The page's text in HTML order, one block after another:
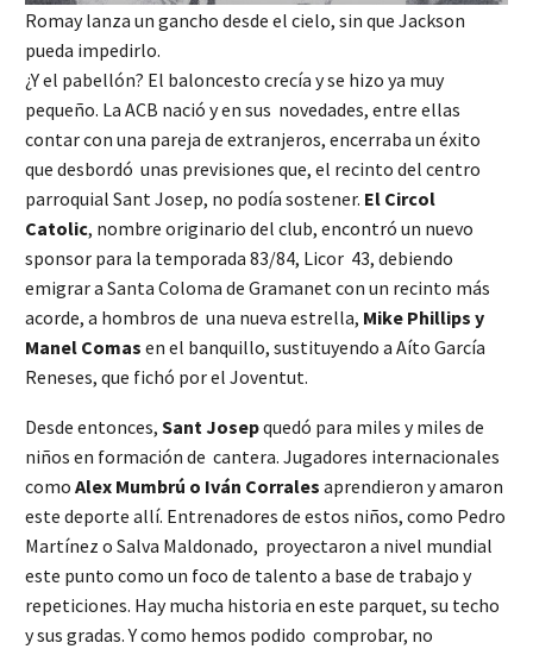
Romay lanza un gancho desde el cielo, sin que Jackson
pueda impedirlo.
¿Y el pabellón? El baloncesto crecía y se hizo ya muy
pequeño. La ACB nació y en sus novedades, entre ellas
contar con una pareja de extranjeros, encerraba un éxito
que desbordó unas previsiones que, el recinto del centro
parroquial Sant Josep, no podía sostener. El Circol
Catolic, nombre originario del club, encontró un nuevo
sponsor para la temporada 83/84, Licor 43, debiendo
emigrar a Santa Coloma de Gramanet con un recinto más
acorde, a hombros de una nueva estrella, Mike Phillips y
Manel Comas en el banquillo, sustituyendo a Aíto García
Reneses, que fichó por el Joventut.
Desde entonces, Sant Josepquedó para miles y miles de
niños en formación de cantera. Jugadores internacionales
como Alex Mumbrú o Iván Corrales aprendieron y amaron
este deporte allí. Entrenadores de estos niños, como Pedro
Martínez o Salva Maldonado, proyectaron a nivel mundial
este punto como un foco de talento a base de trabajo y
repeticiones. Hay mucha historia en este parquet, su techo
y sus gradas. Y como hemos podido comprobar, no